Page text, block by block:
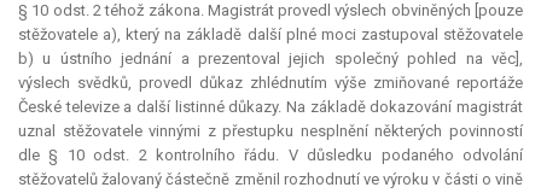
§ 10 odst. 2 téhož zákona. Magistrát provedl výslech obviněných [pouze
stěžovatele a), který na základě další plné moci zastupoval stěžovatele
b) u ústního jednání a prezentoval jejich společný pohled na věc],
výslech svědků, provedl důkaz zhlédnutím výše zmiňované reportáže
České televize a další listinné důkazy. Na základě dokazování magistrát
uznal stěžovatele vinnými z přestupku nesplnění některých povinností
dle § 10 odst. 2 kontrolního řádu. V důsledku podaného odvolání
stěžovatelů žalovaný částečně změnil rozhodnutí ve výroku v části o vině